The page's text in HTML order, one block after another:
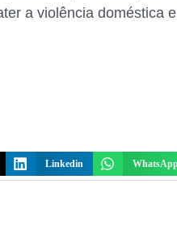
a violência doméstica
Linkedin